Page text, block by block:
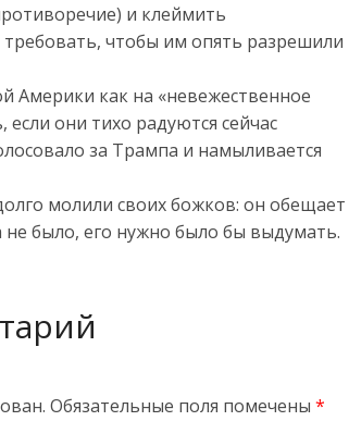
и клеймить
требовать, чтобы им опять разрешили
Америки как на «невежественное
они тихо радуются сейчас
за Трампа и намыливается
молили своих божков: он обещает
было, его нужно было бы выдумать.
Обязательные поля помечены *